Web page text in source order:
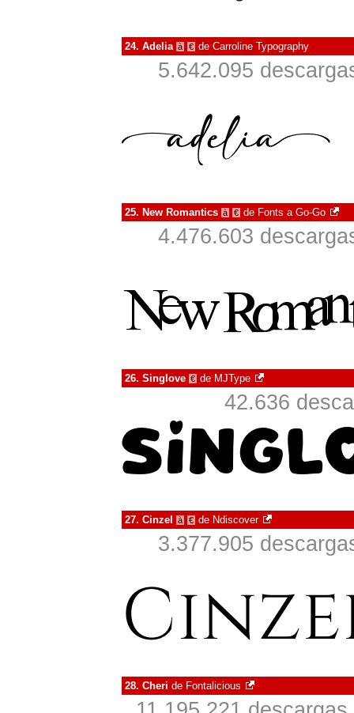
24. Adelia à € de Carroline Typography
5.642.095
25. New Romantics à € de Fonts a Go-Go
4.476.603
26. Singlove € de MJType
42.636
27. Cinzel à € de Ndiscover
3.377.905
28. Cheri de Fontalicious